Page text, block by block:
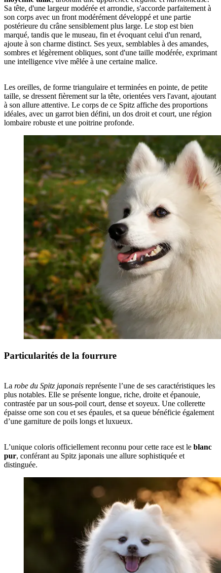
Sa tête, d'une largeur modérée et arrondie, s'accorde parfaitement à
son corps avec un front modérément développé et une partie
postérieure du crâne sensiblement plus large. Le stop est bien
marqué, tandis que le museau, fin et évoquant celui d'un renard,
ajoute à son charme distinct. Ses yeux, semblables à des amandes,
sombres et légèrement obliques, sont d'une taille modérée, exprimant
une intelligence vive mêlée à une certaine malice.
Les oreilles, de forme triangulaire et terminées en pointe, de petite
taille, se dressent fièrement sur la tête, orientées vers l'avant, ajoutant
à son allure attentive. Le corps de ce Spitz affiche des proportions
idéales, avec un garrot bien défini, un dos droit et court, une région
lombaire robuste et une poitrine profonde.
Particularités de la fourrure
La robe du Spitz japonais représente l’une de ses caractéristiques les
plus notables. Elle se présente longue, riche, droite et épanouie,
contrastée par un sous-poil court, dense et soyeux. Une collerette
épaisse orne son cou et ses épaules, et sa queue bénéficie également
d’une garniture de poils longs et luxueux.
L’unique coloris officiellement reconnu pour cette race est le blanc
pur, conférant au Spitz japonais une allure sophistiquée et
distinguée.